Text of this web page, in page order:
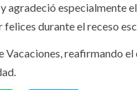
especialmente
durante el receso
Vacaciones, reafirmando